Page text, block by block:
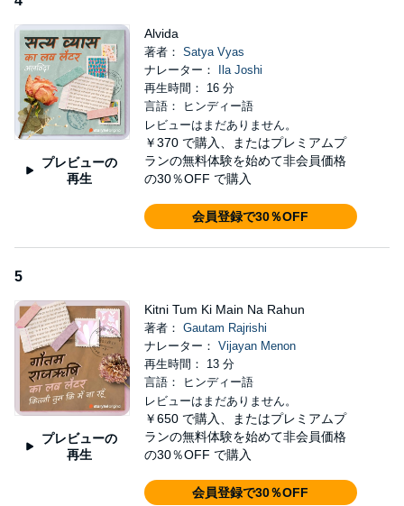
プレビューの
再生
Alvida
著者： Satya Vyas
ナレーター：
Ila Joshi
再生時間： 16 分
言語： ヒンディー語
レビューはまだありません。
￥370 で購入、またはプレミアムプ
ランの無料体験を始めて非会員価格
の30％OFF で購入
会員登録で30％OFF
5
プレビューの
再生
Kitni Tum Ki Main Na Rahun
著者： Gautam Rajrishi
ナレーター： Vijayan Menon
再生時間： 13 分
言語： ヒンディー語
レビューはまだありません。
￥650 で購入、またはプレミアムプ
ランの無料体験を始めて非会員価格
の30％OFF で購入
会員登録で30％OFF